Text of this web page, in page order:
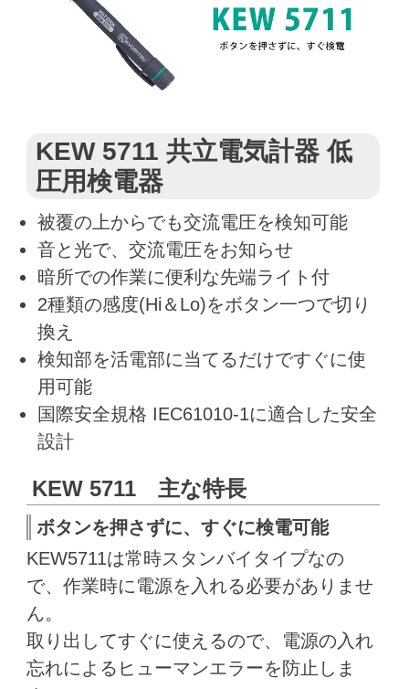
KEW 5711 共立電気計器 低
圧用検電器
被覆の上からでも交流電圧を検知可能
音と光で、交流電圧をお知らせ
暗所での作業に便利な先端ライト付
2種類の感度(Hi＆Lo)をボタン一つで切り
換え
検知部を活電部に当てるだけですぐに使
用可能
国際安全規格 IEC61010-1に適合した安全
設計
KEW 5711 主な特長
ボタンを押さずに、すぐに検電可能
KEW5711は常時スタンバイタイプなの
で、作業時に電源を入れる必要がありませ
ん。
取り出してすぐに使えるので、電源の入れ
忘れによるヒューマンエラーを防止しま